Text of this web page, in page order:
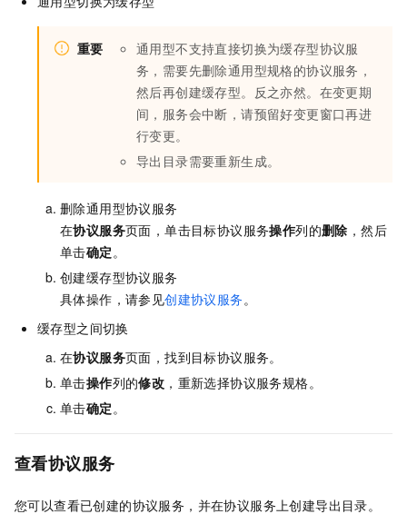
重要
通用型不支持直接切换为缓存型协议服
务，需要先删除通用型规格的协议服务，
然后再创建缓存型。反之亦然。在变更期
间，服务会中断，请预留好变更窗口再进
行变更。
导出目录需要重新生成。
删除通用型协议服务
在协议服务页面，单击目标协议服务操作列的删除 ，然后
单击确定 。
创建缓存型协议服务
具体操作，请参见创建协议服务 。
缓存型之间切换
在协议服务页面，找到目标协议服务。
单击操作列的修改 ，重新选择协议服务规格。
单击确定 。
查看协议服务
您可以查看已创建的协议服务，并在协议服务上创建导出目录。